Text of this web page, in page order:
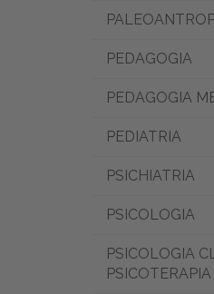
PEDAGOGIA
PEDAGOGIA
PEDIATRIA
PSICHIATRIA
PSICOLOGIA
PSICOLOGIA
PSICOTERAPIA